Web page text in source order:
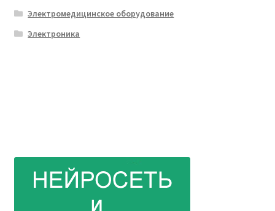
Электромедицинское оборудование
Электроника